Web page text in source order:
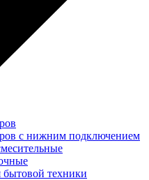
с нижним подключением
техники